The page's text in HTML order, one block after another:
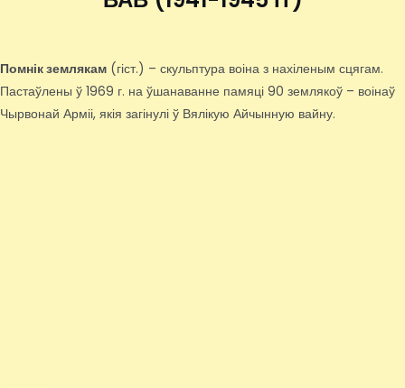
Помнік землякам (гіст.) – скульптура воіна з нахіленым сцягам.
Пастаўлены ў 1969 г. на ўшанаванне памяці 90 землякоў – воінаў
Чырвонай Арміі, якія загінулі ў Вялікую Айчынную вайну.